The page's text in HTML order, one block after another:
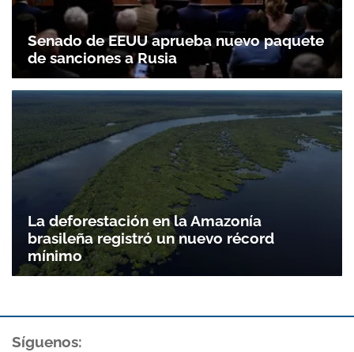
Senado de EEUU aprueba nuevo paquete
de sanciones a Rusia
La deforestación en la Amazonía
brasileña registró un nuevo récord
mínimo
Síguenos: